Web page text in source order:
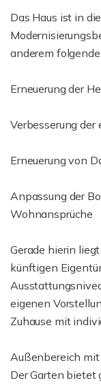
Das Haus ist in
anderem
Erneuerung der
Verbesserung
Erneuerung von
Anpassung der
Wohnansprüche
Gerade hierin
künftigen
eigenen
Zuhause mit
Außenbereich
Der Garten bietet